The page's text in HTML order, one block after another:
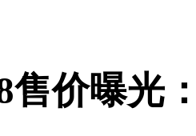
售价曝光